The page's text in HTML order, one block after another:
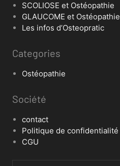
SCOLIOSE et Ostéopathie
GLAUCOME et Ostéopathie
Les infos d’Osteopratic
Categories
Ostéopathie
Société
contact
Politique de confidentialité
CGU